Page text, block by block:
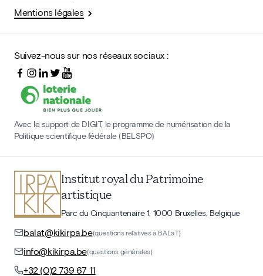
Mentions légales
Suivez-nous sur nos réseaux sociaux :
Avec le support de DIGIT, le programme de numérisation de la
Politique scientifique fédérale (BELSPO)
Institut royal du Patrimoine
artistique
Parc du Cinquantenaire 1, 1000 Bruxelles, Belgique
balat@kikirpa.be(questions relatives à BALaT)
info@kikirpa.be(questions générales)
+32 (0)2 739 67 11